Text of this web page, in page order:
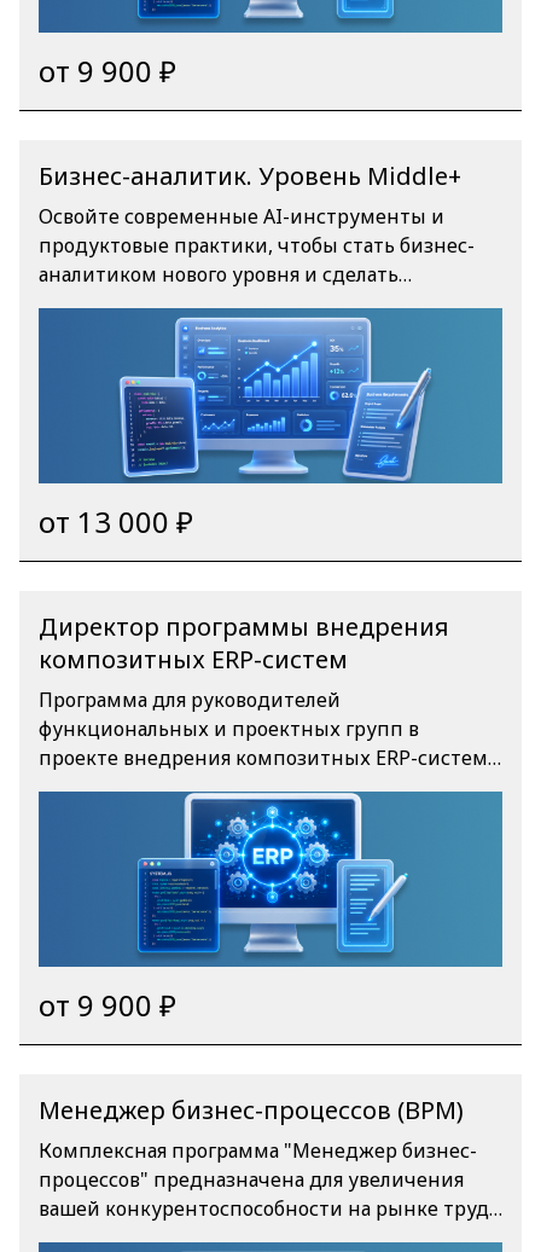
интеграторов, бизнес-консультантов и
разработчиков в сегменте рынка «Создание
систем управления крупными холдингами и
предприятиями на отечественных решениях».
от 9 900 ₽
Бизнес-аналитик. Уровень Middle+
Освойте современные AI-инструменты и
продуктовые практики, чтобы стать бизнес-
аналитиком нового уровня и сделать
уверенный шаг к продакт-ролям. Программа
подойдет тем, кто хочет прокачать
востребованные навыки на стыке аналитики,
искусственного интеллекта и продуктовой
стратегии.
от 13 000 ₽
Директор программы внедрения
композитных ERP-систем
Программа для руководителей
функциональных и проектных групп в
проекте внедрения композитных ERP-систем
в рамках экосистемы «Федерация». Экосистема
«Федерация» представляет собой совокупность
технологических, методологических и
организационных инструментов,
обеспечивающих поддержку работы
государства, заказчиков, вендоров,
интеграторов, бизнес-консультантов и
разработчиков в сегменте рынка «Создание
систем управления крупными холдингами и
предприятиями на отечественных решениях.
от 9 900 ₽
Менеджер бизнес-процессов (BPM)
Комплексная программа "Менеджер бизнес-
процессов" предназначена для увеличения
вашей конкурентоспособности на рынке труда.
Пройдя обучение на курсе, вы сможете